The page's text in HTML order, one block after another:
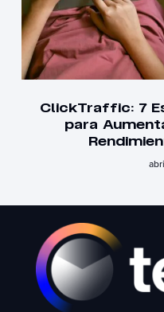
ClickTraffic: 7
para